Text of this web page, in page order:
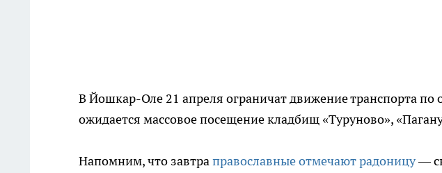
В Йошкар-Оле 21 апреля ограничат движение транспорта по
ожидается массовое посещение кладбищ «Туруново»,
Напомним, что завтраправославные отмечают радоницу—